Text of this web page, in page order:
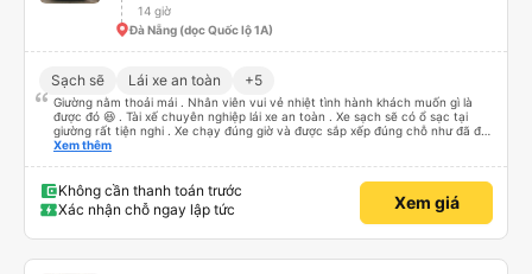
14 giờ
Đà Nẵng (dọc Quốc lộ 1A)
Sạch sẽ Lái xe an toàn +5
Giường nằm thoải mái . Nhân viên vui vẻ nhiệt tình hành khách muốn gì là
được đó 😆 . Tài xế chuyên nghiệp lái xe an toàn . Xe sạch sẽ có ổ sạc tại
giường rất tiện nghi . Xe chạy đúng giờ và được sắp xếp đúng chỗ như đã đặt
. Điểm 10 cho hoàng long đỏ 👍
Xem thêm
Không cần thanh toán trước
Xác nhận chỗ ngay lập tức
Xem giá